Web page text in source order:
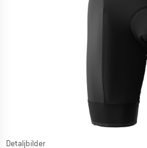
Detaljbilder